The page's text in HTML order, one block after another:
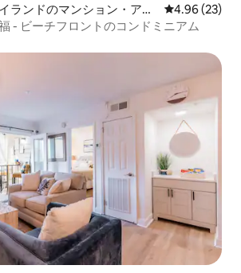
ランドのマンション・アパ
レビュー23
4.96 (23)
- ビーチフロントのコンドミニアム